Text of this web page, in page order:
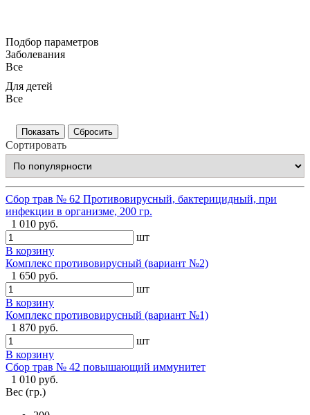
Подбор параметров
Заболевания
Все
Для детей
Все
Сортировать
Сбор трав № 62 Противовирусный, бактерицидный, при
инфекции в организме, 200 гр.
1 010 руб.
шт
В корзину
Комплекс противовирусный (вариант №2)
1 650 руб.
шт
В корзину
Комплекс противовирусный (вариант №1)
1 870 руб.
шт
В корзину
Сбор трав № 42 повышающий иммунитет
1 010 руб.
Вес (гр.)